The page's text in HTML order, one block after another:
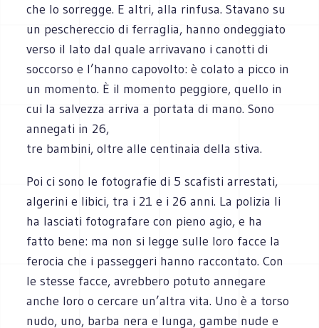
che lo sorregge. E altri, alla rinfusa. Stavano su
un peschereccio di ferraglia, hanno ondeggiato
verso il lato dal quale arrivavano i canotti di
soccorso e l’hanno capovolto: è colato a picco in
un momento. È il momento peggiore, quello in
cui la salvezza arriva a portata di mano. Sono
annegati in 26,
tre bambini, oltre alle centinaia della stiva.
Poi ci sono le fotografie di 5 scafisti arrestati,
algerini e libici, tra i 21 e i 26 anni. La polizia li
ha lasciati fotografare con pieno agio, e ha
fatto bene: ma non si legge sulle loro facce la
ferocia che i passeggeri hanno raccontato. Con
le stesse facce, avrebbero potuto annegare
anche loro o cercare un’altra vita. Uno è a torso
nudo, uno, barba nera e lunga, gambe nude e